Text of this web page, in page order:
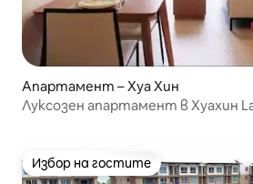
Апартамент – Хуа Хин
Луксозен апартамент в Хуахин
Избор на гостите
Избор на гостите